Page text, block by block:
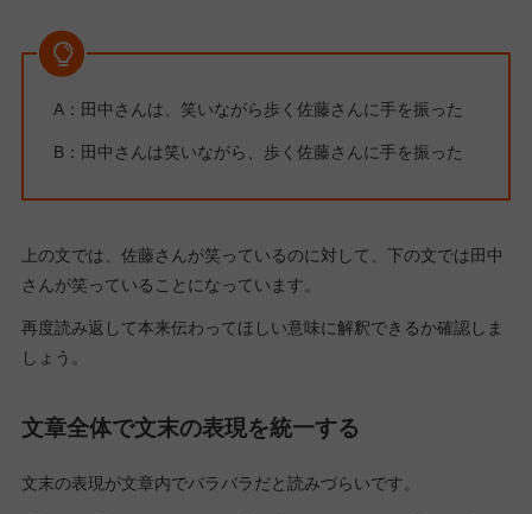
A：田中さんは、笑いながら歩く佐藤さんに手を振った
B：田中さんは笑いながら、歩く佐藤さんに手を振った
上の文では、佐藤さんが笑っているのに対して、下の文では田中
さんが笑っていることになっています。
再度読み返して本来伝わってほしい意味に解釈できるか確認しま
しょう。
文章全体で文末の表現を統一する
文末の表現が文章内でバラバラだと読みづらいです。